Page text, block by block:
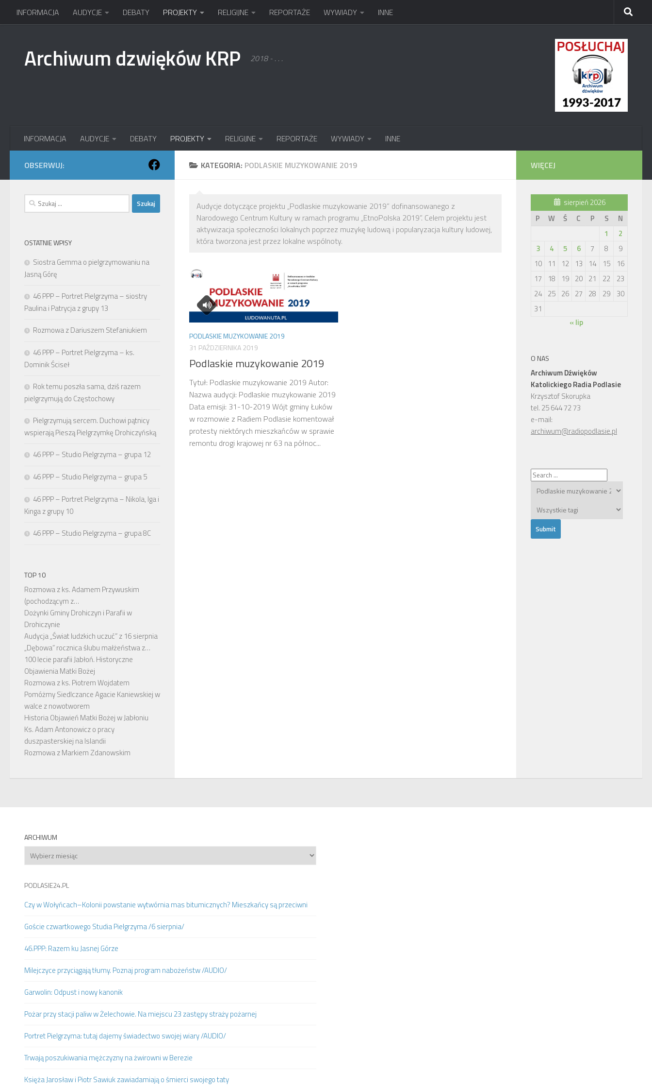
Przejdź do treści
INFORMACJA AUDYCJE DEBATY PROJEKTY RELIGIJNE REPORTAŻE WYWIADY INNE
Archiwum dzwięków KRP 2018 - . . .
INFORMACJA AUDYCJE DEBATY PROJEKTY RELIGIJNE REPORTAŻE WYWIADY INNE
KATEGORIA: PODLASKIE MUZYKOWANIE 2019
Audycje dotyczące projektu „Podlaskie muzykowanie 2019” dofinansowanego z
Narodowego Centrum Kultury w ramach programu „EtnoPolska 2019”. Celem projektu jest
aktywizacja społeczności lokalnych poprzez muzykę ludową i popularyzacja kultury ludowej,
która tworzona jest przez lokalne wspólnoty.
PODLASKIE MUZYKOWANIE 2019
31 PAŹDZIERNIKA 2019
Podlaskie muzykowanie 2019
Tytuł: Podlaskie muzykowanie 2019 Autor:
Nazwa audycji: Podlaskie muzykowanie 2019
Data emisji: 31-10-2019 Wójt gminy Łuków
w rozmowie z Radiem Podlasie komentował
protesty niektórych mieszkańców w sprawie
remontu drogi krajowej nr 63 na północ...
OBSERWUJ:
Szukaj:
OSTATNIE WPISY
Siostra Gemma o pielgrzymowaniu na
Jasną Górę
46 PPP – Portret Pielgrzyma – siostry
Paulina i Patrycja z grupy 13
Rozmowa z Dariuszem Stefaniukiem
46 PPP – Portret Pielgrzyma – ks.
Dominik Ściseł
Rok temu poszła sama, dziś razem
pielgrzymują do Częstochowy
Pielgrzymują sercem. Duchowi pątnicy
wspierają Pieszą Pielgrzymkę Drohiczyńską
46 PPP – Studio Pielgrzyma – grupa 12
46 PPP – Studio Pielgrzyma – grupa 5
46 PPP – Portret Pielgrzyma – Nikola, Iga i
Kinga z grupy 10
46 PPP – Studio Pielgrzyma – grupa 8C
TOP 10
Rozmowa z ks. Adamem Przywuskim
(pochodzącym z…
Dożynki Gminy Drohiczyn i Parafii w
Drohiczynie
Audycja „Świat ludzkich uczuć” z 16 sierpnia
„Dębowa” rocznica ślubu małżeństwa z…
100 lecie parafii Jabłoń. Historyczne
Objawienia Matki Bożej
Rozmowa z ks. Piotrem Wojdatem
Pomóżmy Siedlczance Agacie Kaniewskiej w
walce z nowotworem
Historia Objawień Matki Bożej w Jabłoniu
Ks. Adam Antonowicz o pracy
duszpasterskiej na Islandii
Rozmowa z Markiem Zdanowskim
WIĘCEJ
sierpień 2026
P
W Ś C P S
N
1
2
3
4 5 6 7 8
9
10
11 12 13 14 15
16
17
18 19 20 21 22
23
24 25 26 27 28 29
30
31
« lip
O NAS
Archiwum Dźwięków
Katolickiego Radia Podlasie
Krzysztof Skorupka
tel. 25 644 72 73
e-mail:
archiwum@radiopodlasie.pl
ARCHIWUM
Archiwum
PODLASIE24.PL
Czy w Wołyńcach–Kolonii powstanie wytwórnia mas bitumicznych? Mieszkańcy są przeciwni
Goście czwartkowego Studia Pielgrzyma /6 sierpnia/
46.PPP: Razem ku Jasnej Górze
Milejczyce przyciągają tłumy. Poznaj program nabożeństw /AUDIO/
Garwolin: Odpust i nowy kanonik
Pożar przy stacji paliw w Żelechowie. Na miejscu 23 zastępy straży pożarnej
Portret Pielgrzyma: tutaj dajemy świadectwo swojej wiary /AUDIO/
Trwają poszukiwania mężczyzny na żwirowni w Berezie
Księża Jarosław i Piotr Sawiuk zawiadamiają o śmierci swojego taty